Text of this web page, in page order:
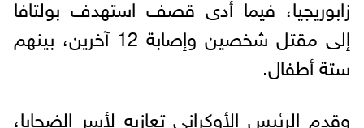
إلى مقتل شخصين وإصابة 12 آخرين، بينهم
ستة أطفال.
وقدم الرئيس الأوكراني تعازيه لأسر الضحايا،